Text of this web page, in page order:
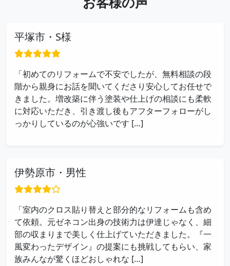
平塚市・S様
「初めてのリフォームで不安でしたが、無料相談の段
階から親身にお話を聞いてくださり安心してお任せで
きました。増改築に伴う塗装や仕上げの相談にも柔軟
に対応いただき、引き渡し後もアフターフォローがし
っかりしているのが心強いです […]
伊勢原市・男性
「室内のクロス貼り替えと部分的なリフォームも含め
て依頼。元ゼネコン出身の技術力は伊達じゃなく、細
部の収まりまで美しく仕上げていただきました。『一
風変わったデザイン』の提案にも挑戦してもらい、家
族みんなが驚くほどおしゃれな […]